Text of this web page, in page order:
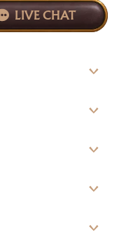
LIVE CHAT